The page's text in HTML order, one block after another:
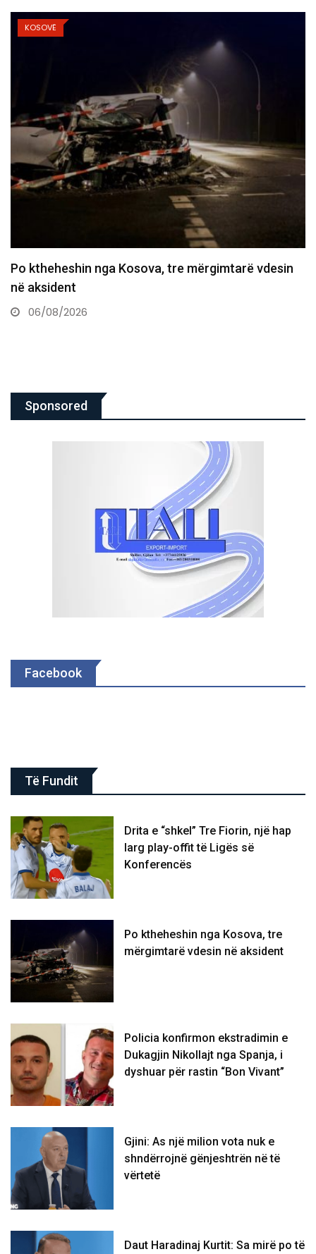
KOSOVË
Policia konfirmon ekstradimin e Dukagjin Nikollajt
nga Spanja, i dyshuar…
06/08/2026
Sponsored
Facebook
Të Fundit
Drita e “shkel” Tre Fiorin, një hap
larg play-offit të Ligës së
Konferencës
Po ktheheshin nga Kosova, tre
mërgimtarë vdesin në aksident
Policia konfirmon ekstradimin e
Dukagjin Nikollajt nga Spanja, i
dyshuar për rastin “Bon Vivant”
Gjini: As një milion vota nuk e
shndërrojnë gënjeshtrën në të
vërtetë
Daut Haradinaj Kurtit: Sa mirë po të